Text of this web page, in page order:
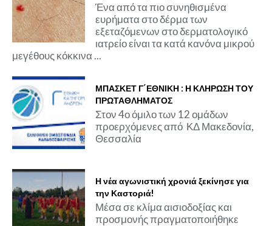
Ένα από τα πιο συνηθισμένα
ευρήματα στο δέρμα των
εξεταζόμενων στο δερματολογικό
ιατρείο είναι τα κατά κανόνα μικρού
μεγέθους κόκκινα ...
ΜΠΑΣΚΕΤ Γ΄ΕΘΝΙΚΗ : Η ΚΛΗΡΩΣΗ ΤΟΥ
ΠΡΩΤΑΘΛΗΜΑΤΟΣ
Στον 4ο όμιλο των 12 ομάδων
προερχόμενες από ΚΔ Μακεδονία,
Θεσσαλία
Η νέα αγωνιστική χρονιά ξεκίνησε για
την Καστοριά!
Μέσα σε κλίμα αισιοδοξίας και
προσμονής πραγματοποιήθηκε